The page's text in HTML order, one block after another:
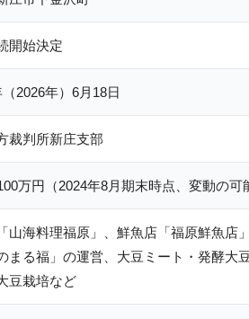
開始決定
2026年）6月18日
裁判所新庄支部
万円（2024年8月期末時点、変動の可
山海料理福原」、鮮魚店「福原鮮魚店
まる福」の運営、大豆ミート・発酵大
豆栽培など